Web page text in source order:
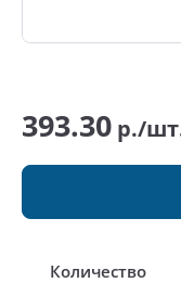
393.30 р./
Количество